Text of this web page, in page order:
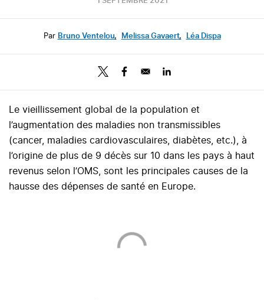
Par Bruno Ventelou, Melissa Gavaert, Léa Dispa
Le vieillissement global de la population et
l’augmentation des maladies non transmissibles
(cancer, maladies cardiovasculaires, diabètes, etc.), à
l’origine de plus de 9 décès sur 10 dans les pays à haut
revenus selon l’OMS, sont les principales causes de la
hausse des dépenses de santé en Europe.